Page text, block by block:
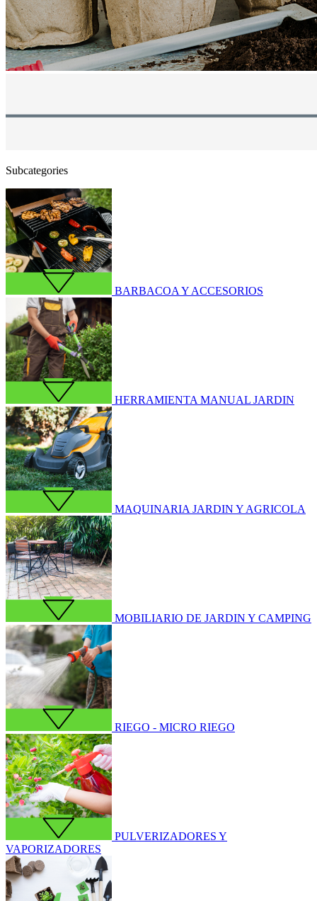
Subcategories
BARBACOA Y ACCESORIOS
HERRAMIENTA MANUAL JARDIN
MAQUINARIA JARDIN Y AGRICOLA
MOBILIARIO DE JARDIN Y CAMPING
RIEGO - MICRO RIEGO
PULVERIZADORES Y
VAPORIZADORES